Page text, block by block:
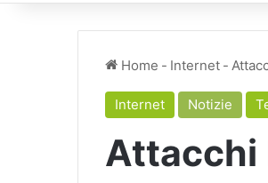
Home - Internet -
Internet Notizie
Attacchi